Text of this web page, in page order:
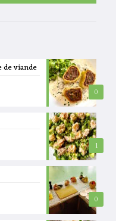
0
de viande
1
0